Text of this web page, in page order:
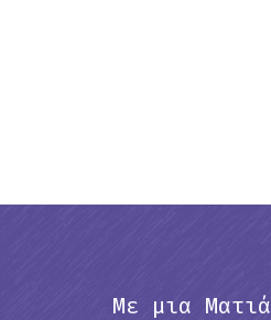
Με μια Ματιά